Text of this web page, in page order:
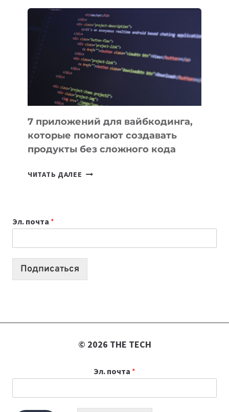
ПОЛЕЗНЫХ
ИНСТРУМЕНТОВ
ДЛЯ
РАБОТЫ
7 приложений для вайбкодинга,
которые помогают создавать
продукты без сложного кода
ЧИТАТЬ ДАЛЕЕ
СОЗДАВАТЬ
ПРОДУКТЫ
Эл. почта *
Подписаться
© 2026 THE TECH
Эл. почта *